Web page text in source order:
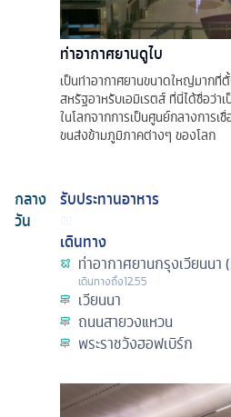
ท่าอากาศยานดูไบ
เป็นท่าอากาศยานขนาดใหญ่มากที่
สหรัฐอาหรับเอมิเรตส์ ที่นี่ได้ชื่อว่
ในโลกจากการเป็นศูนย์กลางการ
ขนส่งข้ามภูมิภาคต่างๆ ของโลก
กลาง
วัน
รับประทานอาหาร
เดินทาง
ท่าอากาศยานกรุงเวียนนา
เดินทางถึง12.55
เวียนนา
ถนนสายวงแหวน
พระราชวังฮอฟเบิร์ก